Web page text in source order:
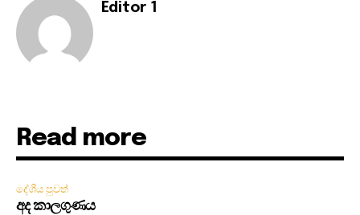
Editor 1
Read more
දේශීය පුවත්
අද කාලගුණය